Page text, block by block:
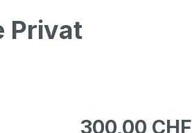
Privat
Regulärer Preis:
300,00 CHF